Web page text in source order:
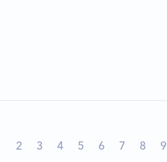
2 3 4 5 6 7 8 9